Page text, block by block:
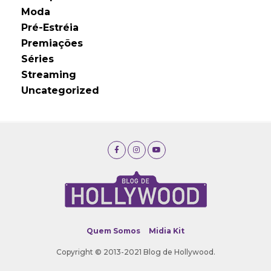
Moda
Pré-Estréia
Premiações
Séries
Streaming
Uncategorized
Quem Somos Midia Kit
Copyright © 2013-2021 Blog de Hollywood.